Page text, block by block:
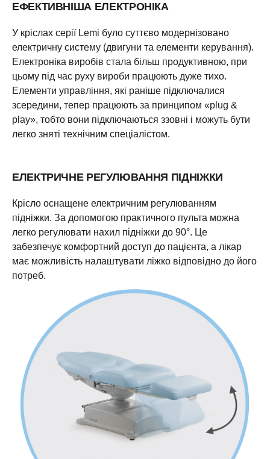
ЕФЕКТИВНІША ЕЛЕКТРОНІКА
У кріслах серії Lemi було суттєво модернізовано
електричну систему (двигуни та елементи керування).
Електроніка виробів стала більш продуктивною, при
цьому під час руху вироби працюють дуже тихо.
Елементи управління, які раніше підключалися
зсередини, тепер працюють за принципом «plug &
play», тобто вони підключаються ззовні і можуть бути
легко зняті технічним спеціалістом.
ЕЛЕКТРИЧНЕ РЕГУЛЮВАННЯ ПІДНІЖКИ
Крісло оснащене електричним регулюванням
підніжки. За допомогою практичного пульта можна
легко регулювати нахил підніжки до 90°. Це
забезпечує комфортний доступ до пацієнта, а лікар
має можливість налаштувати ліжко відповідно до його
потреб.